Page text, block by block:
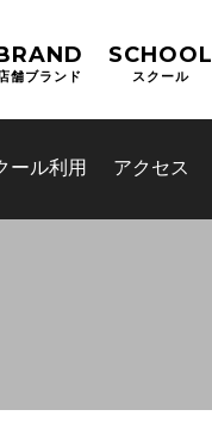
舗ブランド
SCHOOL
スクール
ール利用 アクセス
システム(OPAS)